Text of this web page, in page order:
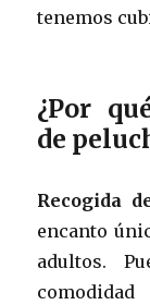
tenemos
¿Por
de
Recogida
encanto
adultos.